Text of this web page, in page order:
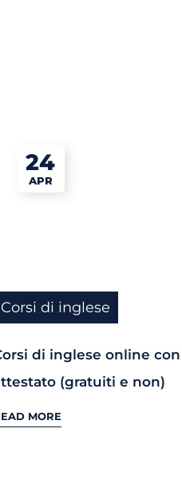
24
APR
Corsi di inglese
di inglese online con
(gratuiti e non)
MORE